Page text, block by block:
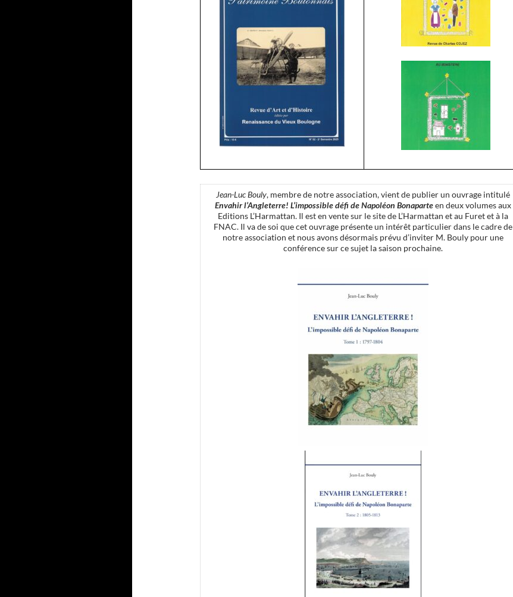
Jean-Luc Bouly, membre de notre association, vient de publier un ouvrage intitulé
Envahir l’Angleterre! L’impossible défi de Napoléon Bonaparteen deux volumes aux
Editions L’Harmattan. Il est en vente sur le site de L’Harmattan et au Furet et à la
FNAC. Il va de soi que cet ouvrage présente un intérêt particulier dans le cadre de
notre association et nous avons désormais prévu d’inviter M. Bouly pour une
conférence sur ce sujet la saison prochaine.